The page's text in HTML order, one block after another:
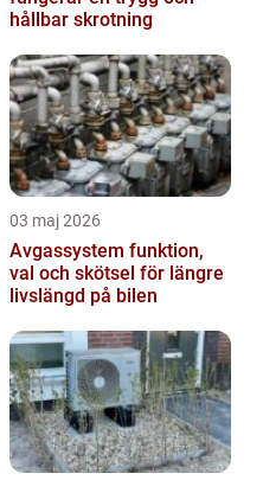
hållbar skrotning
03 maj 2026
Avgassystem funktion,
val och skötsel för längre
livslängd på bilen